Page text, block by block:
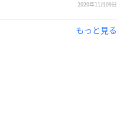
2020年11月09日
もっと見る